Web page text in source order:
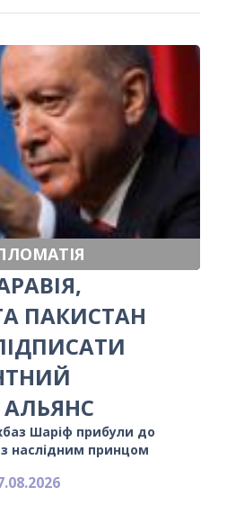
ПАКИСТАН
Шаріф прибули до
наслідним принцом